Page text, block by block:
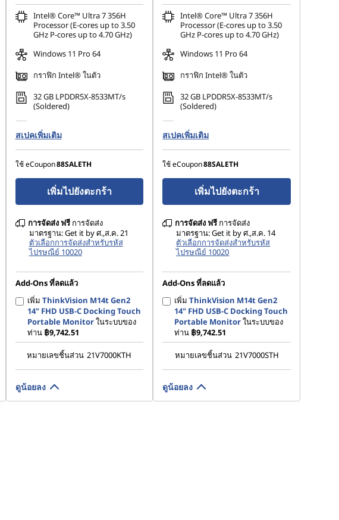
Intel® Core™ Ultra 7 356H
Processor (E-cores up to 3.50
GHz P-cores up to 4.70 GHz)
Windows 11 Pro 64
กราฟิก Intel® ในตัว
32 GB LPDDR5X-8533MT/s
(Soldered)
Performance TLC Opal
สเปคเพิ่มเติม
ใช้ eCoupon88SALETH
เพิ่มไปยังตะกร้า
การจัดส่ง ฟรีการจัดส่ง
มาตรฐาน: Get it by ศ.,ส.ค. 21
ตัวเลือกการจัดส่งสำหรับรหัส
ไปรษณีย์ 10020
Add-Ons ที่ลดแล้ว
เพิ่ม ThinkVision M14t Gen2
14" FHD USB-C Docking Touch
Portable Monitorในระบบของ
ท่าน ฿9,742.51
หมายเลขชิ้นส่วน 21V7000KTH
ดูน้อยลง
Intel® Core™ Ultra 7 356H
Processor (E-cores up to 3.50
GHz P-cores up to 4.70 GHz)
Windows 11 Pro 64
กราฟิก Intel® ในตัว
32 GB LPDDR5X-8533MT/s
(Soldered)
Performance TLC Opal
สเปคเพิ่มเติม
ใช้ eCoupon88SALETH
เพิ่มไปยังตะกร้า
การจัดส่ง ฟรี การจัดส่ง
มาตรฐาน: Get it by ศ.,ส.ค. 14
ตัวเลือกการจัดส่งสำหรับรหัส
ไปรษณีย์ 10020
Add-Ons ที่ลดแล้ว
เพิ่มThinkVision M14t Gen2
14" FHD USB-C Docking Touch
Portable Monitorในระบบของ
ท่าน ฿9,742.51
หมายเลขชิ้นส่วน 21V7000STH
ดูน้อยลง